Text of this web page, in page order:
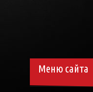
Меню сайта